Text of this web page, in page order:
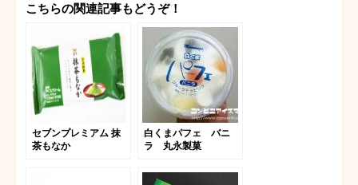
こちらの関連記事もどうぞ！
セブンプレミアム 抹
茶もなか
白くまパフェ バニ
ラ 丸永製菓